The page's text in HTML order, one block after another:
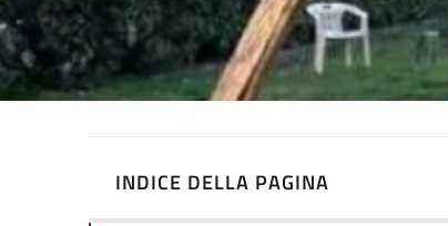
INDICE DELLA PAGINA